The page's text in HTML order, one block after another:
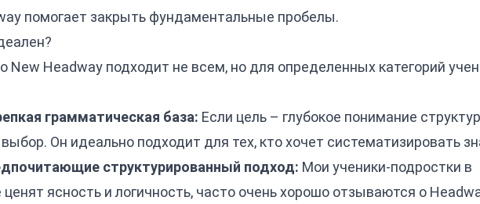
помогает закрыть фундаментальные пробелы.
New Headway подходит не всем, но для определенных категорий
грамматическая база: Если цель – глубокое понимание
Он идеально подходит для тех, кто хочет систематизировать
структурированный подход: Мои ученики-подростки в
ясность и логичность, часто очень хорошо отзываются о